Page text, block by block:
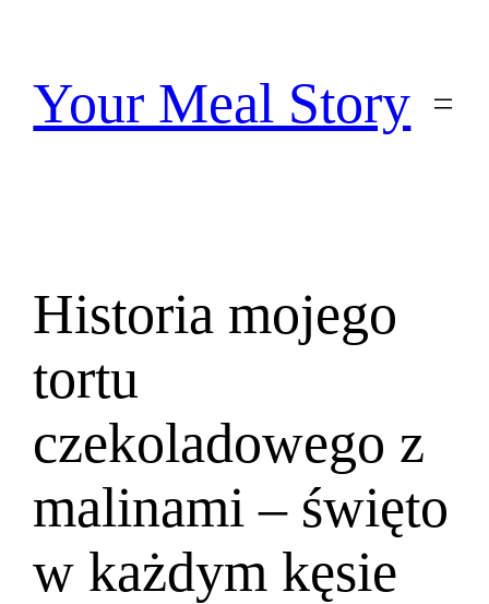
treściYour Meal Story
Historia mojego
tortu
czekoladowego z
malinami – święto
w każdym kęsie